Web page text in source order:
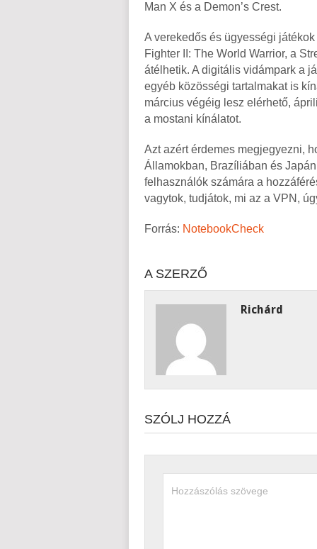
Man X és a Demon’s Crest.
A verekedős és ügyességi
Fighter II: The World Warrior, a
átélhetik. A digitális vidámpark a
egyéb közösségi tartalmakat is
március végéig lesz elérhető,
a mostani kínálatot.
Azt azért érdemes megjegyezni,
Államokban, Brazíliában és
felhasználók számára a
vagytok, tudjátok, mi az a VPN,
Forrás: NotebookCheck
A SZERZŐ
Richárd
SZÓLJ HOZZÁ